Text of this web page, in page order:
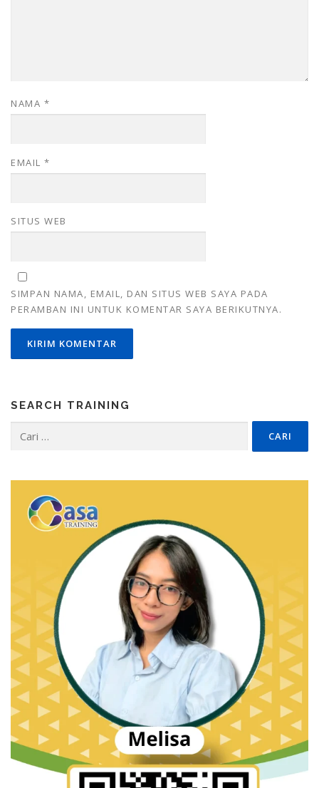
NAMA *
EMAIL *
SITUS WEB
SIMPAN NAMA, EMAIL, DAN SITUS WEB SAYA PADA
PERAMBAN INI UNTUK KOMENTAR SAYA BERIKUTNYA.
SEARCH TRAINING
untuk: